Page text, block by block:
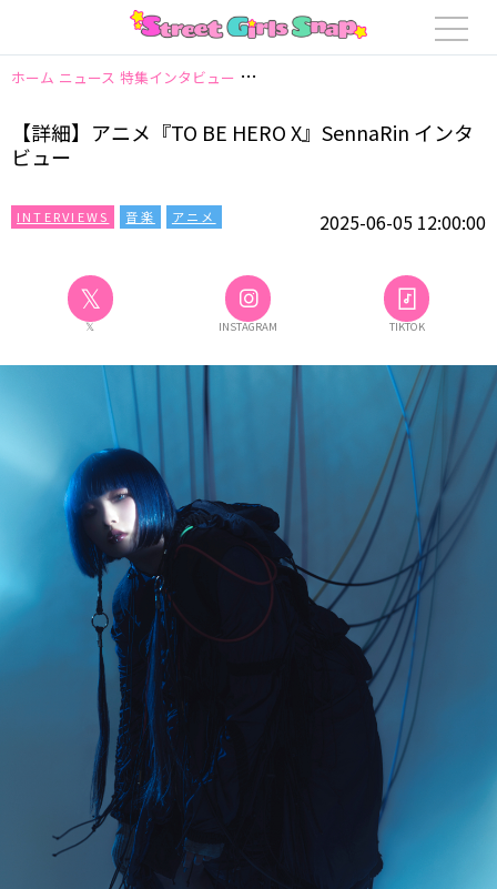
ホーム ニュース 特集インタビュー 【詳細】アニメ『TO BE HERO X』
【詳細】アニメ『TO BE HERO X』SennaRin インタ
ビュー
INTERVIEWS 音楽 アニメ 2025-06-05 12:00:00
𝕏
𝕏 INSTAGRAM TIKTOK